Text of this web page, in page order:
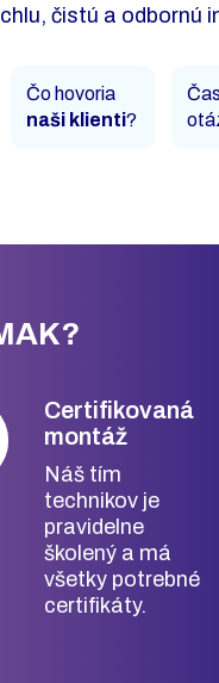
čistú a odbornú
Čo hovoria
naši klienti?
Certifikovaná
montáž
Náš tím
technikov je
pravidelne
školený a má
všetky potrebné
certifikáty.